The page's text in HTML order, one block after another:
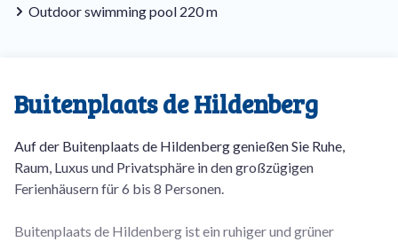
Outdoor swimming pool 220 m
Buitenplaats de Hildenberg
Auf der Buitenplaats de Hildenberg genießen Sie Ruhe,
Raum, Luxus und Privatsphäre in den großzügigen
Ferienhäusern für 6 bis 8 Personen.
Buitenplaats de Hildenberg ist ein ruhiger und grüner